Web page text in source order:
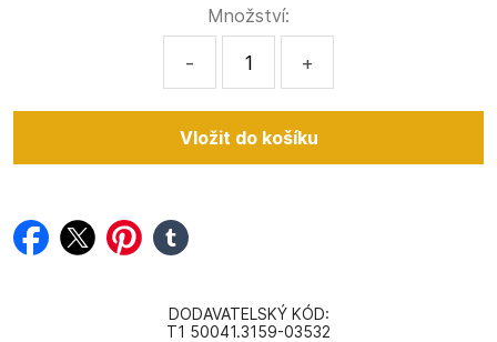
Množství:
- +
facebook
twitterpinterest
tumblr
DODAVATELSKÝ KÓD:
T1 50041.3159-03532